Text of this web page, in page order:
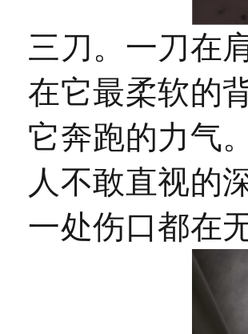
三刀。一刀在
在它最柔软的
它奔跑的力气
人不敢直视的
一处伤口都在